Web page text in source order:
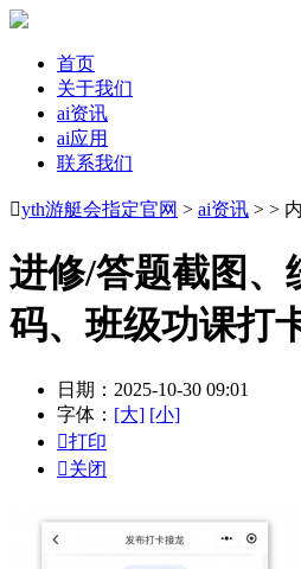
首页
关于我们
ai资讯
ai应用
联系我们
yth游艇会指定官网 > ai资讯 > >
进修/答题截图、
码、班级功课打
日期：2025-10-30 09:01
字体： [大] [小]
打印
关闭